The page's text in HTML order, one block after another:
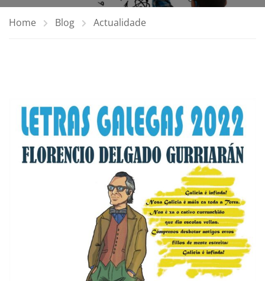
Home Blog Actualidade